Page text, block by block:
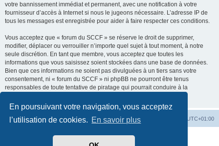
En poursuivant votre navigation, vous acceptez
l’utilisation de cookies. En savoir plus
votre bannissement immédiat et permanent, avec une notification à votre
fournisseur d’accès à Internet si nous le jugeons nécessaire. L’adresse IP de
tous les messages est enregistrée pour aider à faire respecter ces conditions.
Vous acceptez que « forum du SCCF » se réserve le droit de supprimer,
modifier, déplacer ou verrouiller n’importe quel sujet à tout moment, à notre
seule discrétion. En tant que membre, vous acceptez que toutes les
informations que vous saisissez soient stockées dans une base de données.
Bien que ces informations ne soient pas divulguées à un tiers sans votre
consentement, ni « forum du SCCF » ni phpBB ne pourront être tenus
responsables de toute tentative de piratage qui pourrait conduire à la
Index du forum UTC+01:00
Développé parphpBB® Forum Software © phpBB Limited
Traduit par